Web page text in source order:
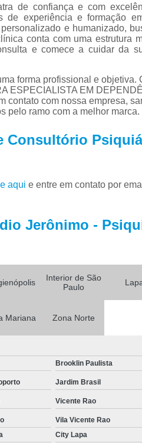
de confiança e com
de experiência e formação
e humanizado,
conta com uma estrutura
e comece a cuidar da
forma profissional e
ESPECIALISTA EM
contato com nossa empresa,
pelo ramo com a melhor marca.
Consultório
aqui e entre em contato por
Jerônimo -
Interior de São
Paulo
Mariana Zona Norte
Brooklin Paulista
Jardim Brasil
Vicente Rao
Vila Vicente Rao
City Lapa